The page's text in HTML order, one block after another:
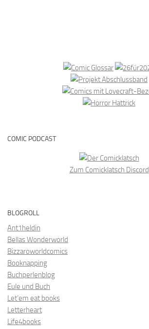
COMIC PODCAST
Zum Comicklatsch Discord
BLOGROLL
Ant1heldin
Bellas Wonderworld
Bizzaroworldcomics
Booknapping
Buchperlenblog
Eule und Buch
Let’em eat books
Letterheart
Life4books